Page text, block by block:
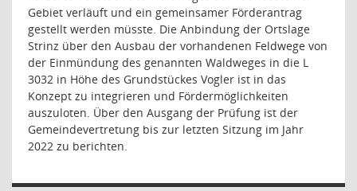
Gebiet verläuft und ein gemeinsamer Förderantrag
gestellt werden müsste. Die Anbindung der Ortslage
Strinz über den Ausbau der vorhandenen Feldwege von
der Einmündung des genannten Waldweges in die L
3032 in Höhe des Grundstückes Vogler ist in das
Konzept zu integrieren und Fördermöglichkeiten
auszuloten. Über den Ausgang der Prüfung ist der
Gemeindevertretung bis zur letzten Sitzung im Jahr
2022 zu berichten.